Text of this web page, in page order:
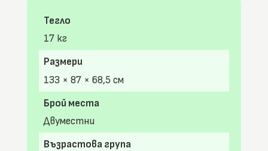
Тегло
17 кг
Размери
133 × 87 × 68,5 см
Брой места
Двуместни
Възрастова група